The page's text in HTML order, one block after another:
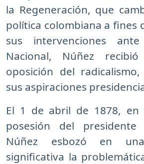
la Regeneración, que
política colombiana a fines
sus intervenciones
Nacional, Núñez
oposición del
sus aspiraciones
El 1 de abril de 1878, en
posesión del presidente
Núñez esbozó en
significativa la